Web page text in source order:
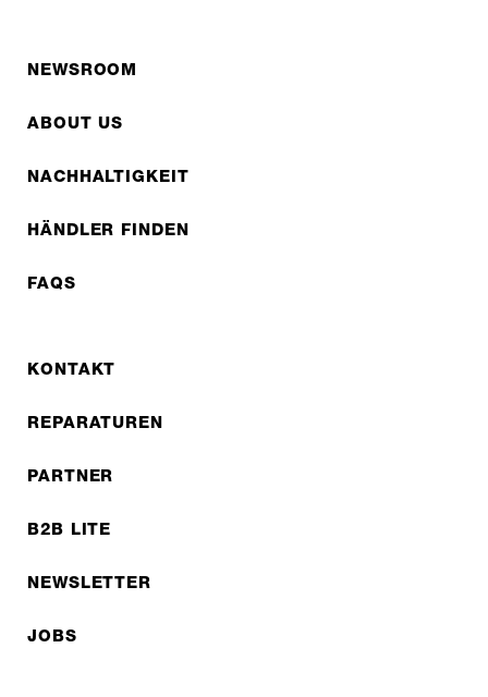
NEWSROOM
ABOUT US
NACHHALTIGKEIT
HÄNDLER FINDEN
FAQS
KONTAKT
REPARATUREN
PARTNER
B2B LITE
NEWSLETTER
JOBS